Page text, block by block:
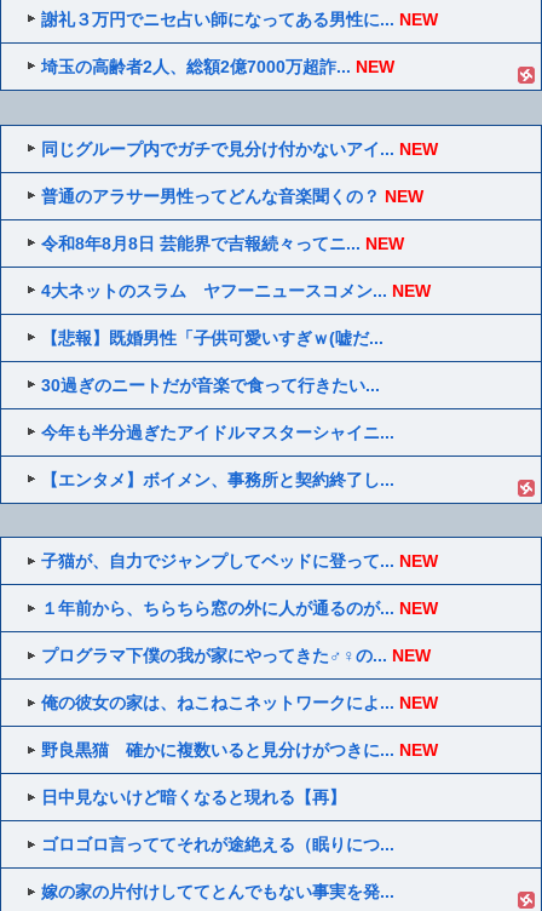
謝礼３万円でニセ占い師になってある男性に... NEW
埼玉の高齢者2人、総額2億7000万超詐... NEW
同じグループ内でガチで見分け付かないアイ... NEW
普通のアラサー男性ってどんな音楽聞くの？ NEW
令和8年8月8日 芸能界で吉報続々ってニ... NEW
4大ネットのスラム ヤフーニュースコメン... NEW
【悲報】既婚男性「子供可愛いすぎｗ(嘘だ...
30過ぎのニートだが音楽で食って行きたい...
今年も半分過ぎたアイドルマスターシャイニ...
【エンタメ】ボイメン、事務所と契約終了し...
子猫が、自力でジャンプしてベッドに登って... NEW
１年前から、ちらちら窓の外に人が通るのが... NEW
プログラマ下僕の我が家にやってきた♂♀の... NEW
俺の彼女の家は、ねこねこネットワークによ... NEW
野良黒猫 確かに複数いると見分けがつきに... NEW
日中見ないけど暗くなると現れる【再】
ゴロゴロ言っててそれが途絶える（眠りにつ...
嫁の家の片付けしててとんでもない事実を発...